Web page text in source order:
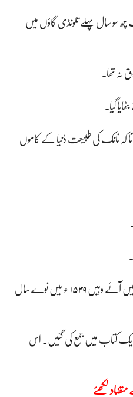
سو سال پہلے تلونڈی گاؤں میں
نہ تھا۔
گیا۔
آتا کہ نانک کی طبیعت دُنیا کے کاموں